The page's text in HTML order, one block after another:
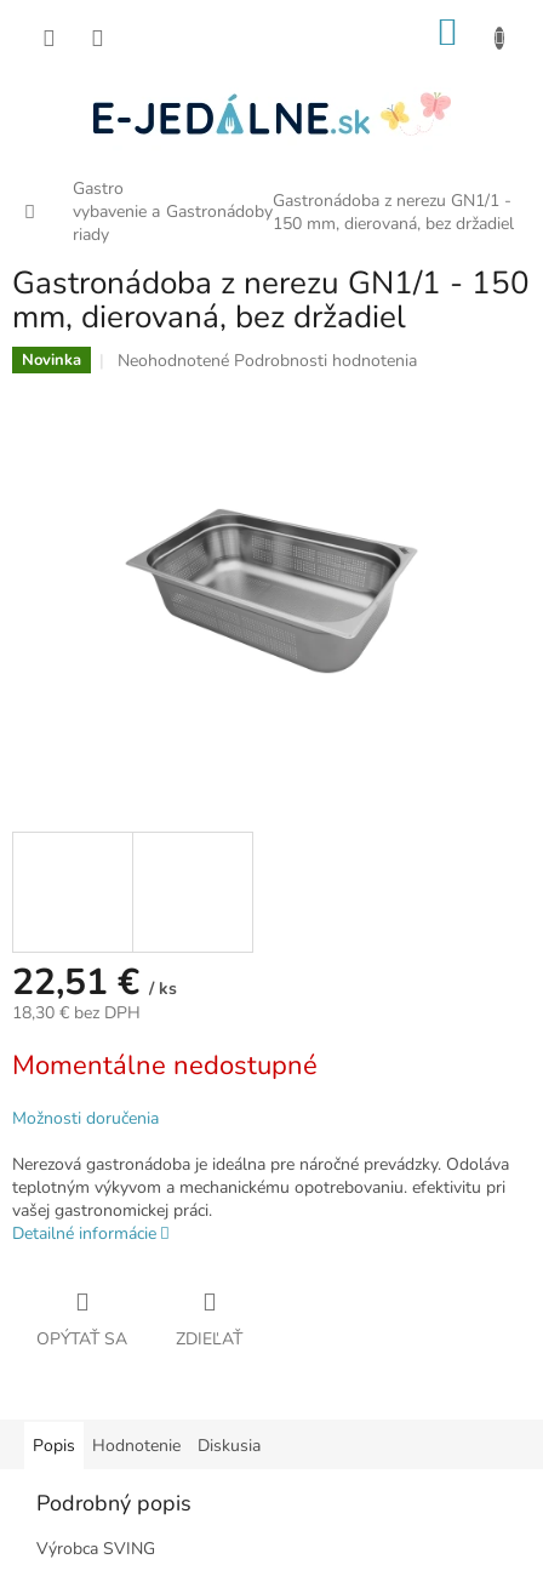
Domov
Gastro
vybavenie a
riady
GastronádobyGastronádoba z nerezu GN1/1 -
150 mm, dierovaná, bez držadiel
Gastronádoba z nerezu GN1/1 - 150
mm, dierovaná, bez držadiel
Novinka
Priemerné
hviezdičiek.
Neohodnotené Podrobnosti hodnotenia
22,51 € / ks
18,30 € bez DPH
cena:
Momentálne nedostupné
Možnosti doručenia
Nerezová gastronádoba je ideálna pre náročné prevádzky. Odoláva
teplotným výkyvom a mechanickému opotrebovaniu. efektivitu pri
vašej gastronomickej práci.
Detailné informácie
OPÝTAŤ SA ZDIEĽAŤ
Popis Hodnotenie Diskusia
Podrobný popis
Výrobca SVING